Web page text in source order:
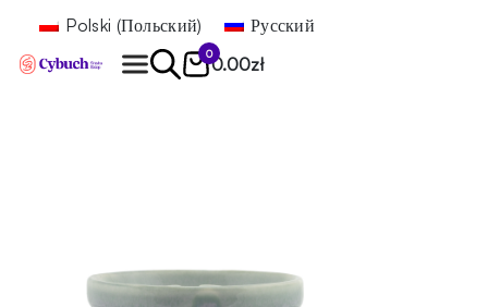
Polski (Польский) Русский
0
0.00zł